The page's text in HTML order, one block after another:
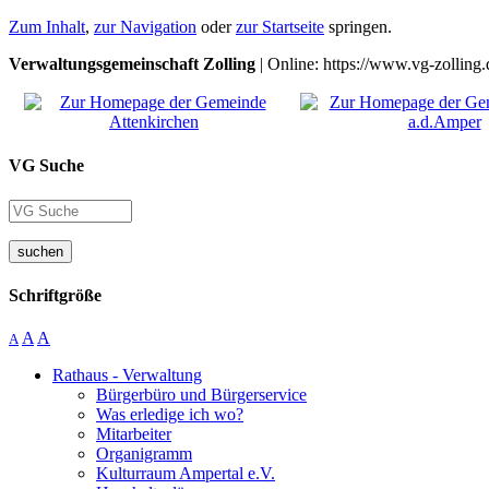
Zum Inhalt, zur Navigation oderzur Startseite springen.
Verwaltungsgemeinschaft Zolling | Online: https://www.vg-
VG Suche
suchen
Schriftgröße
A A A
Rathaus - Verwaltung
Bürgerbüro und Bürgerservice
Was erledige ich wo?
Mitarbeiter
Organigramm
Kulturraum Ampertal e.V.